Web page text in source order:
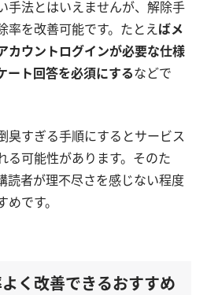
手法とはいえませんが、解除手
率を改善可能です。たとえ ばメ
カウントログインが必要な仕様
ート回答を必須にするなどで
臭すぎる手順にするとサービス
る可能性があります。そのた
読者が理不尽さを感じない程度
です。
く改善できるおすすめ